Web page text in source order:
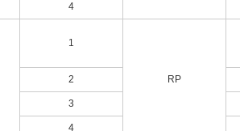
4
1
RP
2
3
4